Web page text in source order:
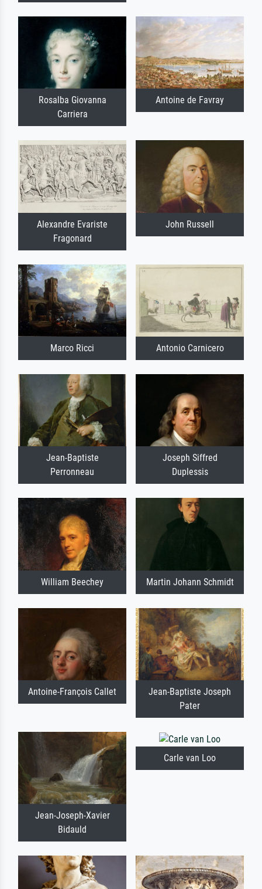
Rosalba Giovanna
Carriera
Antoine de Favray
Alexandre Evariste
Fragonard
John Russell
Marco Ricci Antonio Carnicero
Jean-Baptiste
Perronneau
Joseph Siffred
Duplessis
William Beechey Martin Johann Schmidt
Antoine-François Callet
Jean-Baptiste Joseph
Pater
Jean-Joseph-Xavier
Bidauld
Carle van Loo